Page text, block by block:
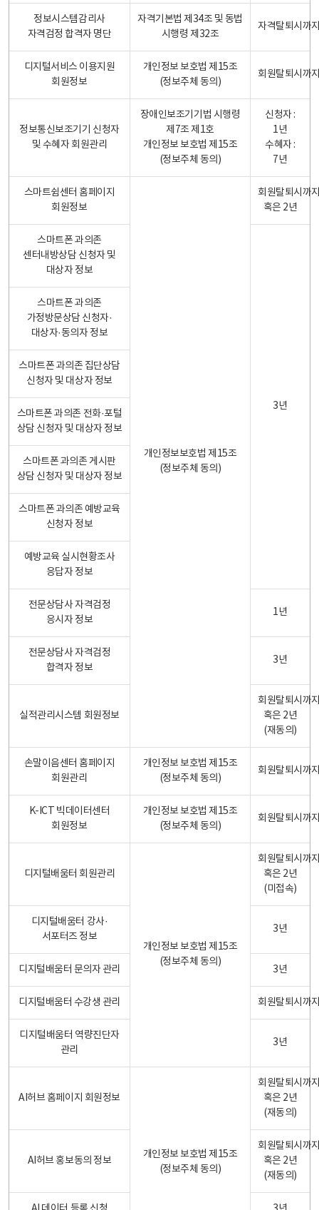
정보시스템감리사
자격검정 합격자 명단
자격기본법 제34조 및 동법
시행령 제32조
자격탈퇴시까
디지털서비스 이용지원
회원정보
개인정보 보호법 제15조
(정보주체 동의)
회원탈퇴시까
정보통신보조기기 신청자
및 수혜자 회원관리
장애인보조기기법 시행령
제7조 제1호
개인정보 보호법 제15조
(정보주체 동의)
신청자 :
1년
수혜자 :
7년
스마트쉼센터 홈페이지
회원정보
개인정보보호법 제15조
(정보주체 동의)
회원탈퇴시까
혹은 2년
스마트폰 과의존
센터내방상담 신청자 및
대상자 정보
3년
스마트폰 과의존
가정방문상담 신청자·
대상자·동의자 정보
스마트폰 과의존 집단상담
신청자 및 대상자 정보
스마트폰 과의존 전화·포털
상담 신청자 및 대상자 정보
스마트폰 과의존 게시판
상담 신청자 및 대상자 정보
스마트폰 과의존 예방교육
신청자 정보
예방교육 실시현황조사
응답자 정보
전문상담사 자격검정
응시자 정보
1년
전문상담사 자격검정
합격자 정보
3년
실적관리시스템 회원정보
회원탈퇴시까
혹은 2년
(재동의)
손말이음센터 홈페이지
회원관리
개인정보 보호법 제15조
(정보주체 동의)
회원탈퇴시까
K-ICT 빅데이터센터
회원정보
개인정보 보호법 제15조
(정보주체 동의)
회원탈퇴시까
디지털배움터 회원관리
개인정보 보호법 제15조
(정보주체 동의)
회원탈퇴시까
혹은 2년
(미접속)
디지털배움터 강사·
서포터즈 정보
3년
디지털배움터 문의자 관리 3년
디지털배움터 수강생 관리 회원탈퇴시까
디지털배움터 역량진단자
관리
3년
AI허브 홈페이지 회원정보
개인정보 보호법 제15조
(정보주체 동의)
회원탈퇴시까
혹은 2년
(재동의)
AI허브 홍보동의 정보
회원탈퇴시까
혹은 2년
(재동의)